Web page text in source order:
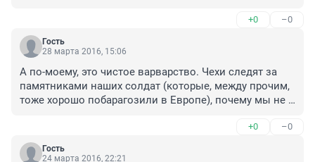
туркам , которые в струковском саду строили
водопады, жаль один разрушили, мы то в Турцию
ездим и они к нам я уверена приехали бы.......
+0 –0
Гость
28 марта 2016, 15:06
А по-моему, это чистое варварство. Чехи следят за
памятниками наших солдат (которые, между прочим,
тоже хорошо побарагозили в Европе), почему мы не
замешаны в военных преступлениях. Но тогда
давайте снесем все памятник "героям Гражданской
войны", потому что все эти люди так или иначе
+0 –0
Гость
24 марта 2016, 22:21